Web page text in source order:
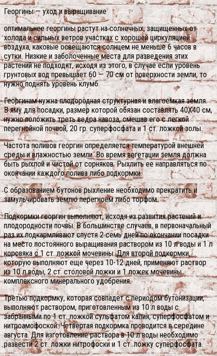
Георгины — уход и выращивание
оптимальнее георгины растут на солнечных, защищенных от
холода и сильных ветров участках с хорошей циркуляцией
воздуха, каковые освещаются солнцем не меньше 6 часов в
сутки. Низкие и заболоченные места для разведения этих
растений не подходят, исходя из этого, в случае если уровень
грунтовых вод превышает 60 — 70 см от поверхности земли, то
нужно поднять уровень клумб.
Георгинам нужна плодородная структурная и влагоемкая земля.
В яму для посадки, размер которой обязан составлять 40X40 см,
нужно положить треть ведра навоза, смешав его с легкой
перегнойной почвой, 20 гр. суперфосфата и 1 ст. ложкой золы.
Частота поливов георгин определяется температурой внешней
среды и влажностью земли. Во время вегетации земля должна
быть рыхлой и чистой от сорняков. Рыхлить ее направляться по
окончании каждого полива либо подкормки.
С образованием бутонов рыхление необходимо прекратить и
замульчировать землю перегноем либо торфом.
Подкормки георгин выполняют, исходя из развития растений и
плодородности почвы. В большинстве случаев, в первоначальный
раз их подкармливают спустя 2 семь дней по окончании посадки
на место постоянного выращивания раствором из 10 л воды и 1 л
коровяка с 1 ст. ложкой мочевины. Для второй подкормки,
которую выполняют еще через 10-12 дней, применяют раствор
из 10 л воды, 2 ст. столовой ложки и 1 ложек мочевины
комплексного минерального удобрения.
Третью подкормку, которая совпадет с периодом бутонизации,
выполняют раствором, приготовленным из 10 л воды с
забранными по 1 ст. ложкой сульфатом калия, суперфосфатом и
нитроамофоской. Четвертая подкормка проводится в середине
августа. Для изготовление раствора в 10 л воды необходимо
развести 2 ст. ложки нитрофоски и 1 ст. ложку суперфосфата.